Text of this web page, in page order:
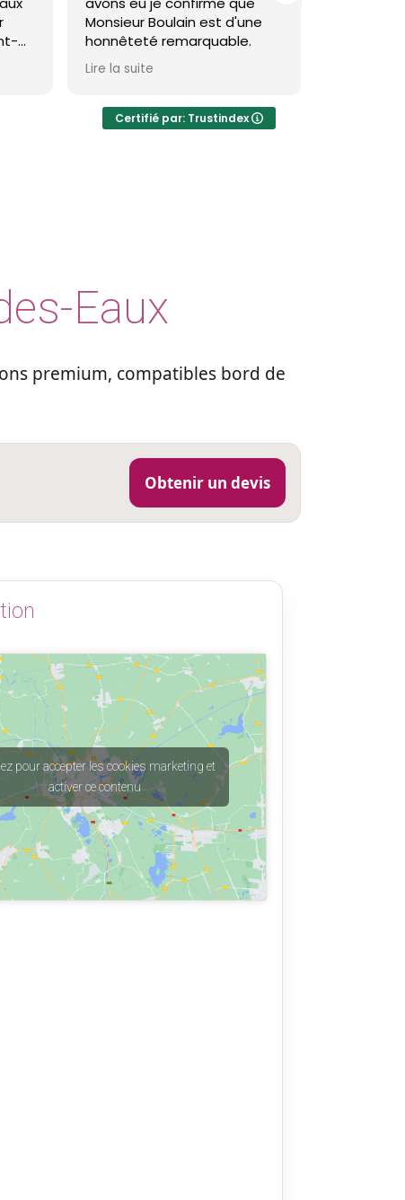
Monsieur Boulain est d'une
honnêteté remarquable.
Lire la suite
Je recommande
Certifié par: Trustindex
Eaux
premium, compatibles bord de
Obtenir un devis
pour accepter les cookies marketing et
activer ce contenu